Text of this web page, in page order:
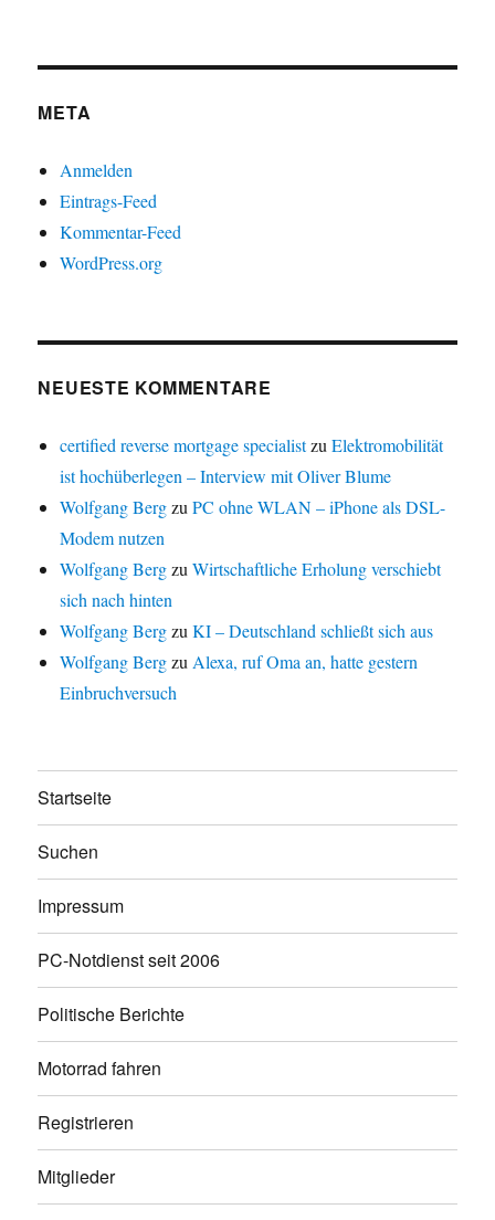
META
Anmelden
Eintrags-Feed
Kommentar-Feed
WordPress.org
NEUESTE KOMMENTARE
certified reverse mortgage specialistzuElektromobilität
ist hochüberlegen – Interview mit Oliver Blume
Wolfgang BergzuPC ohne WLAN – iPhone als DSL-
Modem nutzen
Wolfgang BergzuWirtschaftliche Erholung verschiebt
sich nach hinten
Wolfgang BergzuKI – Deutschland schließt sich aus
Wolfgang Bergzu Alexa, ruf Oma an, hatte gestern
Einbruchversuch
Startseite
Suchen
Impressum
PC-Notdienst seit 2006
Politische Berichte
Motorrad fahren
Registrieren
Mitglieder